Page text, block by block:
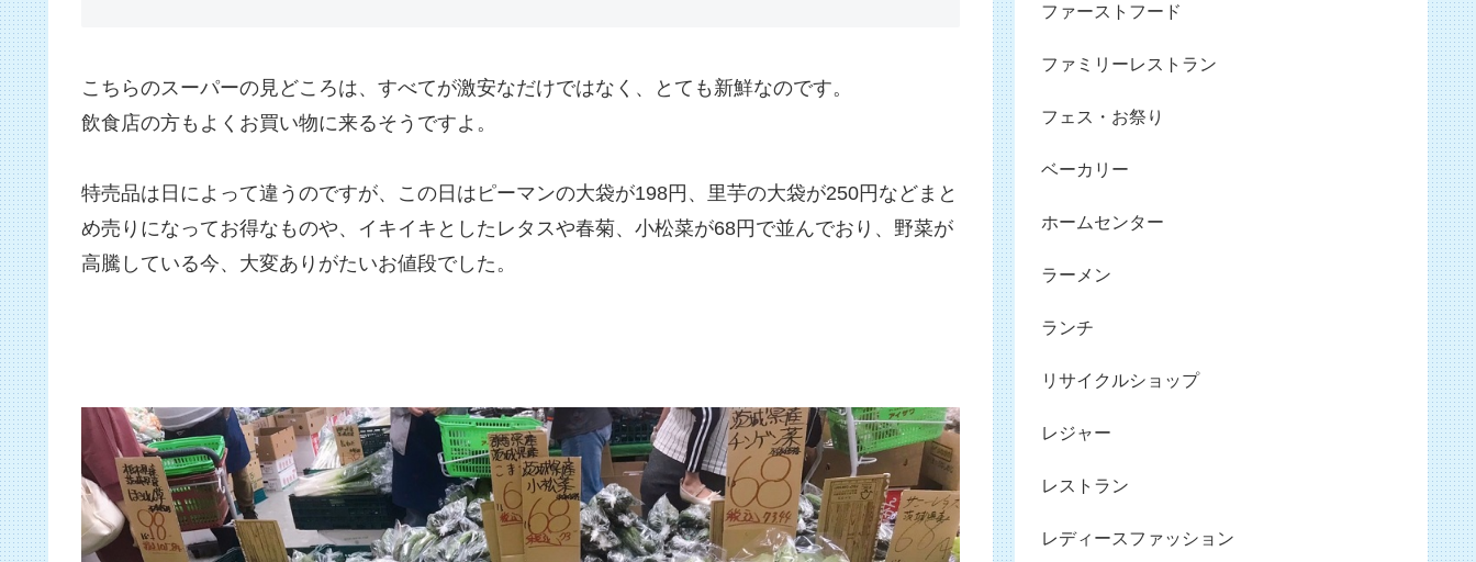
こちらのスーパーの見どころは、すべてが激安なだけではなく、とても新鮮なのです。
飲食店の方もよくお買い物に来るそうですよ。
特売品は日によって違うのですが、この日はピーマンの大袋が198円、里芋の大袋が250円などまと
め売りになってお得なものや、イキイキとしたレタスや春菊、小松菜が68円で並んでおり、野菜が
高騰している今、大変ありがたいお値段でした。
ファーストフード
ファミリーレストラン
フェス・お祭り
ベーカリー
ホームセンター
ラーメン
ランチ
リサイクルショップ
レジャー
レストラン
レディースファッション